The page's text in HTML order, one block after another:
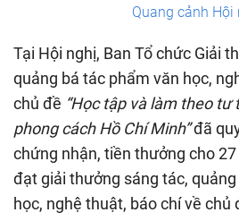
Quang cảnh Hội
Tại Hội nghị, Ban Tổ chức Giải
quảng bá tác phẩm văn học,
chủ đề “Học tập và làm theo tư
phong cách Hồ Chí Minh”đã
chứng nhận, tiền thưởng cho
đạt giải thưởng sáng tác,
học, nghệ thuật, báo chí về chủ